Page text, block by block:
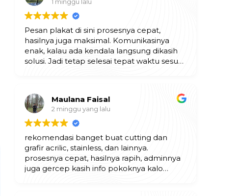
Pesan plakat di sini prosesnya cepat,
hasilnya juga maksimal. Komunikasinya
enak, kalau ada kendala langsung dikasih
solusi. Jadi tetap selesai tepat waktu sesuai
Maulana Faisal
2 minggu yang lalu
rekomendasi banget buat cutting dan
grafir acrilic, stainless, dan lainnya.
prosesnya cepat, hasilnya rapih, adminnya
juga gercep kasih info pokoknya kalo